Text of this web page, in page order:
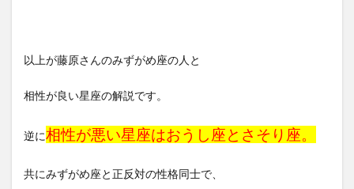
以上が藤原さんのみずがめ座の人と
相性が良い星座の解説です。
逆に相性が悪い星座はおうし座とさそり座。
共にみずがめ座と正反対の性格同士で、